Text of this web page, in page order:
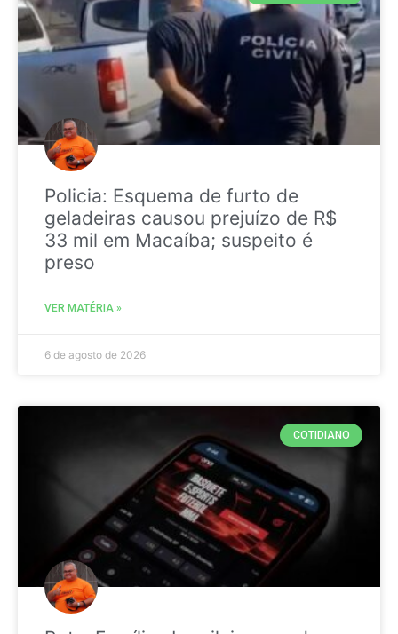
Policia: Esquema de furto de
geladeiras causou prejuízo de R$
33 mil em Macaíba; suspeito é
preso
VER MATÉRIA »
6 de agosto de 2026
COTIDIANO